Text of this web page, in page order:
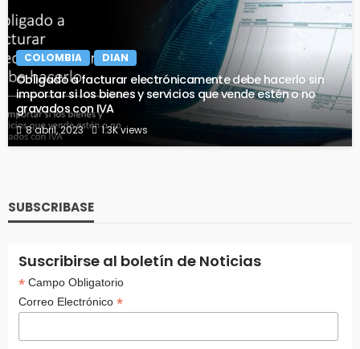
COLOMBIA DIAN
Obligado a facturar electrónicamente debe hacerlo sin
importar si los bienes y servicios que vende estén o no
gravados con IVA
8 abril, 2023 1.3K views
SUBSCRIBASE
Suscribirse al boletín de Noticias
*Campo Obligatorio
Correo Electrónico *